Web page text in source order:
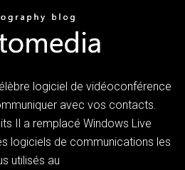
logiciel de vidéoconférence
avec vos contacts.
Il a remplacé Windows Live
logiciels de communications les
utilisés au